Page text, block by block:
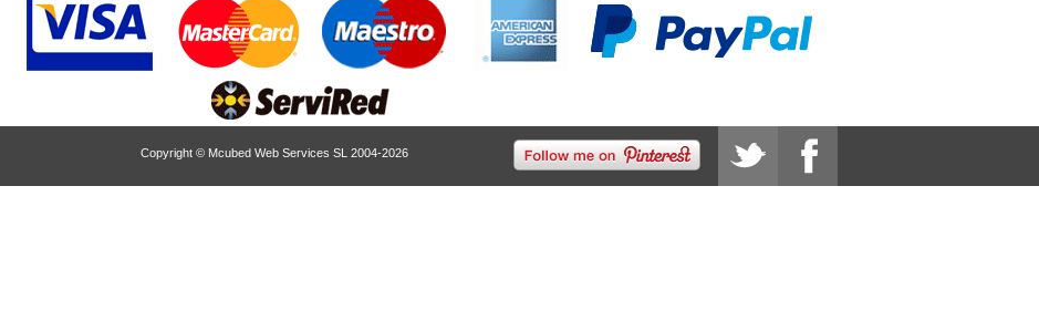
Copyright © Mcubed Web Services SL 2004-2026